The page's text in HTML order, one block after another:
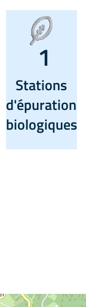
1
Stations
d'épuration
biologiques